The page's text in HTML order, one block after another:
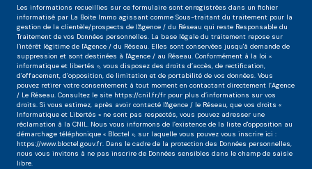
Les informations recueillies sur ce formulaire sont enregistrées dans un fichier
informatisé par La Boite Immo agissant comme Sous-traitant du traitement pour la
gestion de la clientèle/prospects de l'Agence / du Réseau qui reste Responsable du
Traitement de vos Données personnelles. La base légale du traitement repose sur
l'intérêt légitime de l'Agence / du Réseau. Elles sont conservées jusqu'à demande de
suppression et sont destinées à l'Agence / au Réseau. Conformément à la loi «
informatique et libertés », vous disposez des droits d’accès, de rectification,
d’effacement, d’opposition, de limitation et de portabilité de vos données. Vous
pouvez retirer votre consentement à tout moment en contactant directement l’Agence
/ Le Réseau. Consultez le site https://cnil.fr/fr pour plus d’informations sur vos
droits. Si vous estimez, après avoir contacté l'Agence / le Réseau, que vos droits «
Informatique et Libertés » ne sont pas respectés, vous pouvez adresser une
réclamation à la CNIL. Nous vous informons de l’existence de la liste d'opposition au
démarchage téléphonique « Bloctel », sur laquelle vous pouvez vous inscrire ici :
https://www.bloctel.gouv.fr. Dans le cadre de la protection des Données personnelles,
nous vous invitons à ne pas inscrire de Données sensibles dans le champ de saisie
libre.